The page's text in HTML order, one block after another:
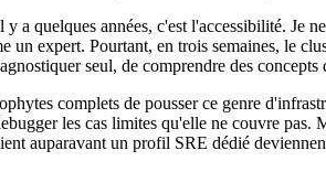
a quelques années, c'est l'accessibilité. Je
un expert. Pourtant, en trois semaines, le
seul, de comprendre des
complets de pousser ce genre
les cas limites qu'elle ne couvre
auparavant un profil SRE dédié